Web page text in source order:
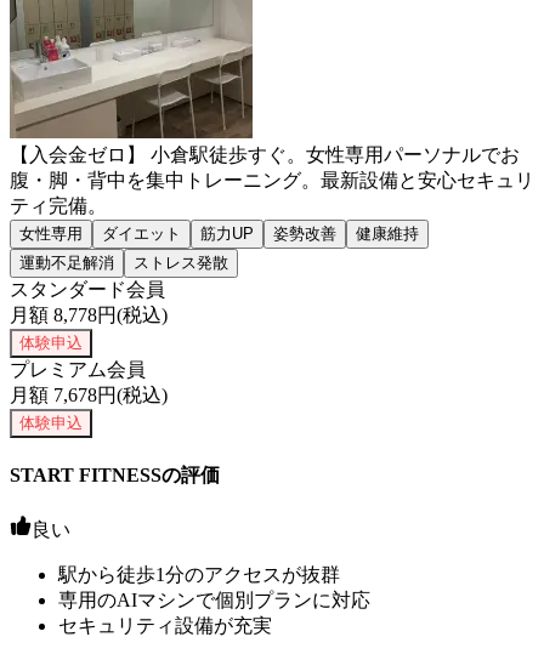
【入会金ゼロ】 小倉駅徒歩すぐ。女性専用パーソナルでお
腹・脚・背中を集中トレーニング。最新設備と安心セキュリ
ティ完備。
女性専用 ダイエット 筋力UP 姿勢改善
健康維持
運動不足解消
ストレス発散
スタンダード会員
月額 8,778円(税込)
体験申込
プレミアム会員
月額 7,678円(税込)
体験申込
START FITNESSの評価
良い
駅から徒歩1分のアクセスが抜群
専用のAIマシンで個別プランに対応
セキュリティ設備が充実